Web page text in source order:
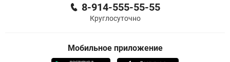
8-914-555-55-55
Круглосуточно
Мобильное приложение